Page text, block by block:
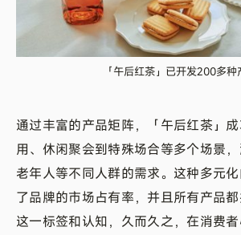
「午后红茶」已开发200多种
通过丰富的产品矩阵，「午后红茶」
用、休闲聚会到特殊场合等多个场景
老年人等不同人群的需求。这种多元
了品牌的市场占有率，并且所有产品都
这一标签和认知，久而久之，在消费